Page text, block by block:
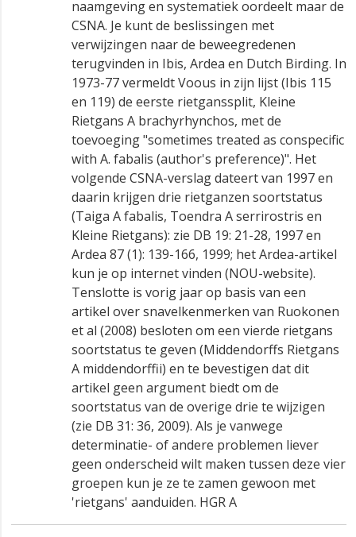
naamgeving en systematiek oordeelt maar de
CSNA. Je kunt de beslissingen met
verwijzingen naar de beweegredenen
terugvinden in Ibis, Ardea en Dutch Birding. In
1973-77 vermeldt Voous in zijn lijst (Ibis 115
en 119) de eerste rietganssplit, Kleine
Rietgans A brachyrhynchos, met de
toevoeging "sometimes treated as conspecific
with A. fabalis (author's preference)". Het
volgende CSNA-verslag dateert van 1997 en
daarin krijgen drie rietganzen soortstatus
(Taiga A fabalis, Toendra A serrirostris en
Kleine Rietgans): zie DB 19: 21-28, 1997 en
Ardea 87 (1): 139-166, 1999; het Ardea-artikel
kun je op internet vinden (NOU-website).
Tenslotte is vorig jaar op basis van een
artikel over snavelkenmerken van Ruokonen
et al (2008) besloten om een vierde rietgans
soortstatus te geven (Middendorffs Rietgans
A middendorffii) en te bevestigen dat dit
artikel geen argument biedt om de
soortstatus van de overige drie te wijzigen
(zie DB 31: 36, 2009). Als je vanwege
determinatie- of andere problemen liever
geen onderscheid wilt maken tussen deze vier
groepen kun je ze te zamen gewoon met
'rietgans' aanduiden. HGR A